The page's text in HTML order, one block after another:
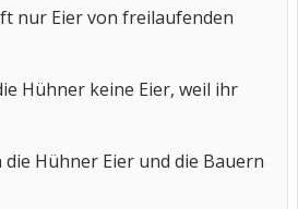
nur Eier von freilaufenden
Hühner keine Eier, weil ihr
Hühner Eier und die Bauern